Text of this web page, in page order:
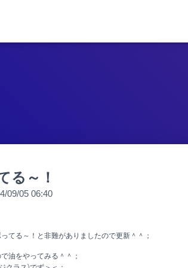
る～！
09/05 06:40
てる～！と非難がありましたので更新＾＾；
油をやってみる＾＾；